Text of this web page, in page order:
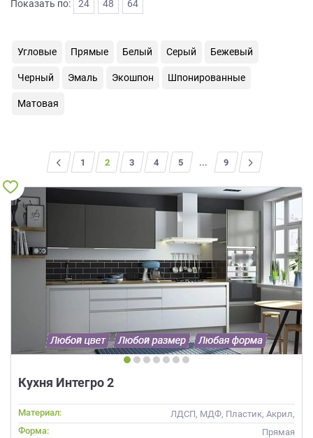
Показать по: 24 48 64
Угловые Прямые Белый Серый Бежевый
Черный Эмаль Экошпон Шпонированные
Матовая
1 2 3 4 5 ... 9
>
Кухня Интегро 2
Материал:
ЛДСП, МДФ, Пластик, Акрил,
Alvic / УФ лак
Форма:
Прямая
данных,
также
Согласие
метрическими
программами
порядке
условиях
обработки